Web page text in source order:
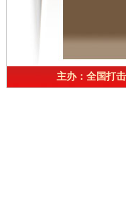
主办：全国打